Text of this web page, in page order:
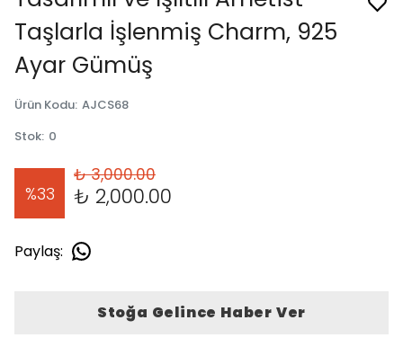
Taşlarla İşlenmiş Charm, 925
Ayar Gümüş
Ürün Kodu: AJCS68
Stok: 0
%33
₺ 3,000.00
₺ 2,000.00
Paylaş:
Stoğa Gelince Haber Ver